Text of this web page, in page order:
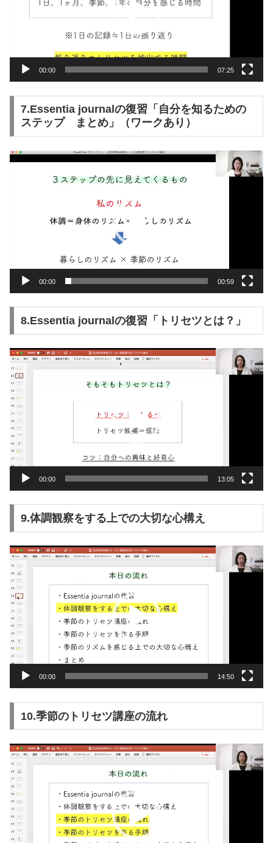
00:00 07:25
7.Essentia journalの復習「自分を知るための
ステップ まとめ」（ワークあり）
動
00:00 00:59
8.Essentia journalの復習「トリセツとは？」
動
画
プ
レ
ー
ヤ
ー
00:00 13:05
9.体調観察をする上での大切な心構え
動
画
プ
レ
ー
ヤ
ー
00:00 14:50
10.季節のトリセツ講座の流れ
動
画
プ
レ
ー
ヤ